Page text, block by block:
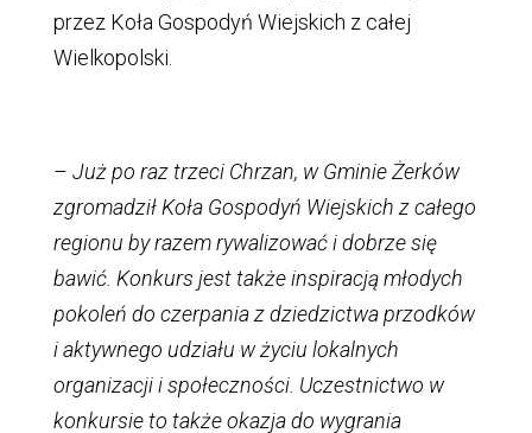
przez Koła Gospodyń Wiejskich z całej
Wielkopolski.
– Już po raz trzeci Chrzan, w Gminie Żerków
zgromadził Koła Gospodyń Wiejskich z całego
regionu by razem rywalizować i dobrze się
bawić. Konkurs jest także inspiracją młodych
pokoleń do czerpania z dziedzictwa przodków
i aktywnego udziału w życiu lokalnych
organizacji i społeczności. Uczestnictwo w
konkursie to także okazja do wygrania